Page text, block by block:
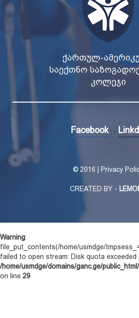
ᲥᲐᲠᲗᲣᲚ-
ᲡᲐᲔᲥᲗᲜᲝ
ᲙᲝᲚᲔᲯᲘ
Facebook
© 2016 | Privacy
CREATED BY -
Warning:
file_put_contents(/home/usmdge/
failed to open stream: Disk quota exceeded
/home/usmdge/domains/ganc.ge/
on line 29